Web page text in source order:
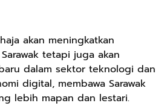
akan meningkatkan
tetapi juga akan
dalam sektor teknologi dan
digital, membawa Sarawak
lebih mapan dan lestari.